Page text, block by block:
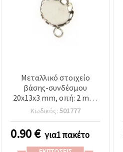
σας στις
ρυθμίσεις
επιλέγοντας
δεδομένο
κάνοντας
Μεταλλικό στοιχείο
βάσης-συνδέσμου
20x13x3 mm, οπή: 2 mm,
πλάκα: 12 mm, σε ασημί
τόνο - 4 τεμ.
Κωδικός: 501777
0.90€ για1 πακέτο